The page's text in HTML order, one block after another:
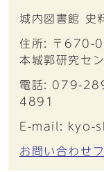
城内図書館 史
住所: 〒670-
本城郭研究セ
電話: 079-
4891
E-mail: kyo-
お問い合わせ